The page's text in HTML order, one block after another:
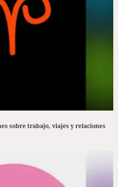
sobre trabajo, viajes y relaciones